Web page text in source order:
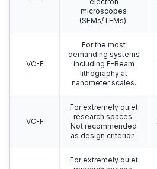
microscopes
(SEMs/TEMs).
VC-E
For the most
demanding systems
including E-Beam
lithography at
nanometer scales.
VC-F
For extremely quiet
research spaces.
Not recommended
as design criterion.
For extremely quiet